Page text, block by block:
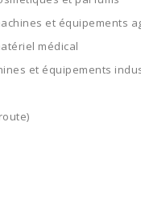
et équipements
médical
et équipements